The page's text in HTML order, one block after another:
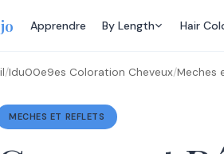
Apprendre By Length Hair
/Idu00e9es Coloration Cheveux/Meches
MECHES ET REFLETS